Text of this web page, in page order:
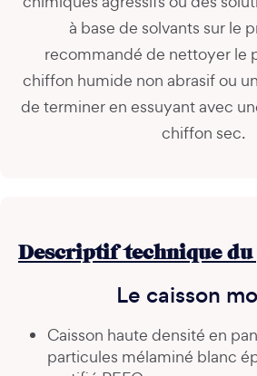
à base de solvants sur le
recommandé de nettoyer le
chiffon humide non abrasif ou
de terminer en essuyant avec
chiffon sec.
Descriptif technique
Le caisson
Caisson haute densité en
particules mélaminé blanc